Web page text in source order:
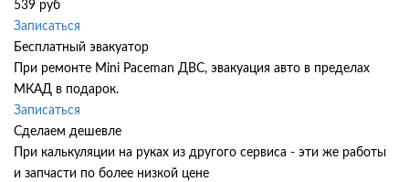
539 руб
Записаться
Бесплатный эвакуатор
При ремонте Mini Paceman ДВС, эвакуация авто в пределах
МКАД в подарок.
Записаться
Сделаем дешевле
При калькуляции на руках из другого сервиса - эти же работы
и запчасти по более низкой цене